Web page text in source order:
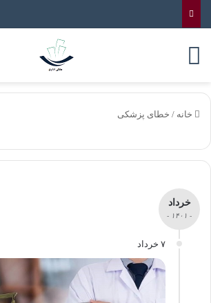
خانه / خطای پزشکی
خرداد
- ۱۴۰۱ -
۷ خرداد